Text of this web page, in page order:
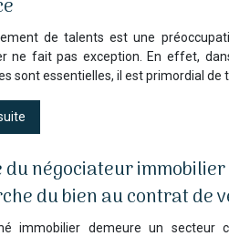
de talents est une
ne fait pas exception. En effet,
sont essentielles, il est primordial de
du négociateur
du bien au contrat de
immobilier demeure un secteur